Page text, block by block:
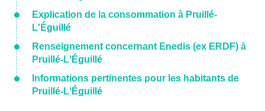
Explication de la consommation à Pruillé-
L'Éguillé
Renseignement concernant Enedis (ex ERDF) à
Pruillé-L'Éguillé
Informations pertinentes pour les habitants de
Pruillé-L'Éguillé